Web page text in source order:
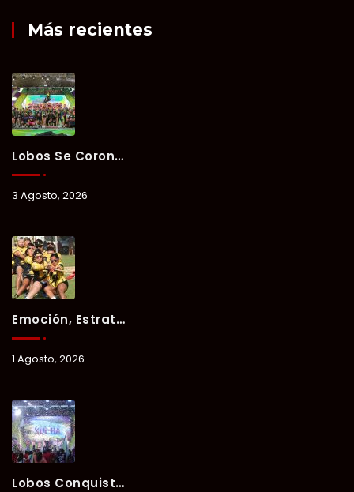
Más recientes
Lobos Se Corona Campeón Del Verano Xul-Há 2026 Tras Tres Días De Intensa Competencia.
3 Agosto, 2026
Emoción, Estrategia Y Trabajo En Equipo Marcan El Segundo Día Del Verano Xul-Há 2026.
1 Agosto, 2026
Lobos Conquista La Primera Competencia Del Verano Xul-Há 2026 En Una Noche Llena De Talento Y Energía.